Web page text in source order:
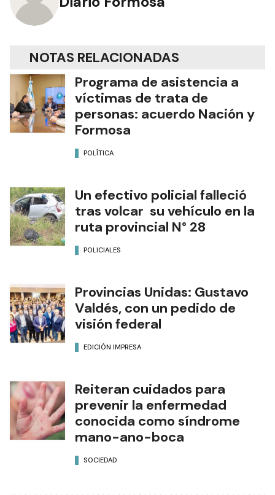
NOTAS RELACIONADAS
Programa de asistencia a
víctimas de trata de
personas: acuerdo Nación y
Formosa
POLÍTICA
Un efectivo policial falleció
tras volcar su vehículo en la
ruta provincial N° 28
POLICIALES
Provincias Unidas: Gustavo
Valdés, con un pedido de
visión federal
EDICIÓN IMPRESA
Reiteran cuidados para
prevenir la enfermedad
conocida como síndrome
mano-ano-boca
SOCIEDAD